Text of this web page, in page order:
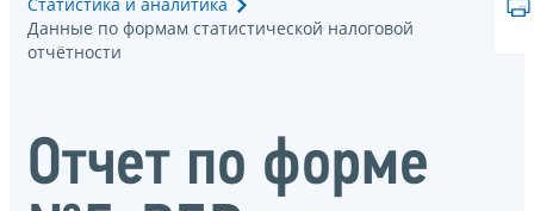
Данные по формам статистической налоговой
отчётности
Отчет по форме